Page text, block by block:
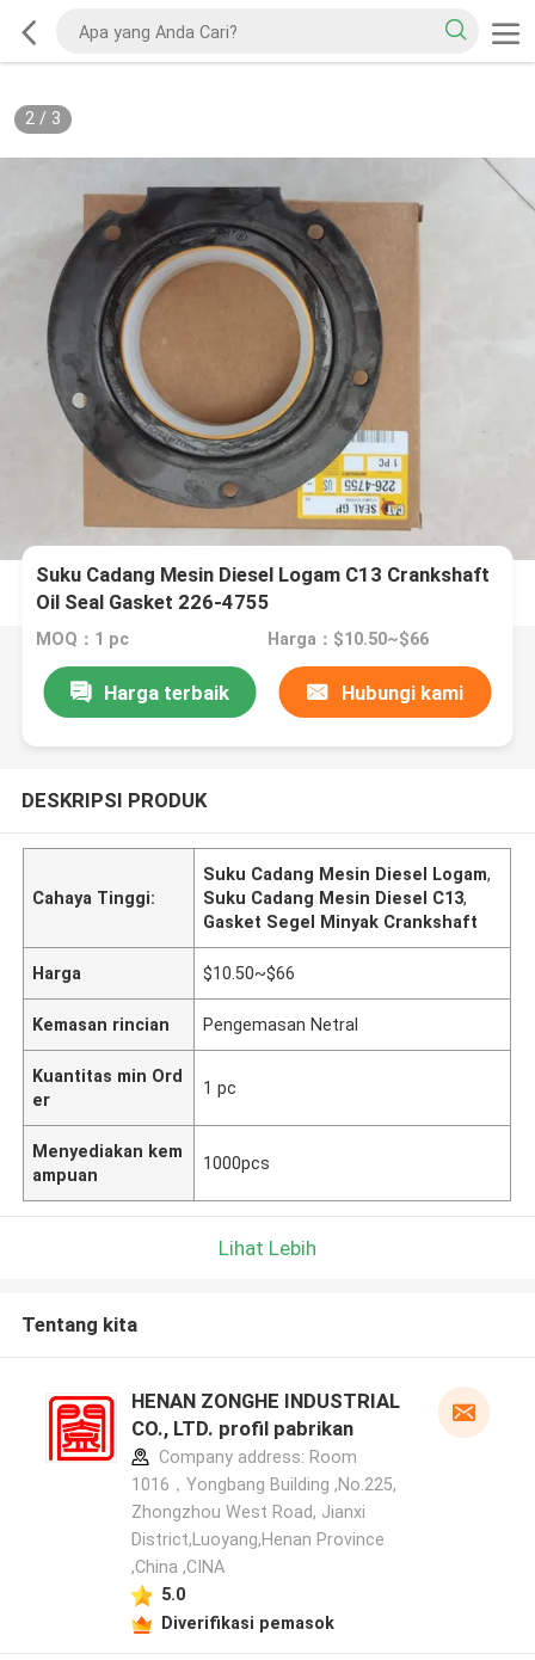
2/ 3
Suku Cadang Mesin Diesel Logam C13 Crankshaft
Oil Seal Gasket 226-4755
MOQ：1 pc Harga：$10.50~$66
Harga terbaik Hubungi kami
DESKRIPSI PRODUK
Cahaya Tinggi:
Suku Cadang Mesin Diesel Logam,
Suku Cadang Mesin Diesel C13,
Gasket Segel Minyak Crankshaft
Harga $10.50~$66
Kemasan rincian Pengemasan Netral
Kuantitas min Ord
er
1 pc
Menyediakan kem
ampuan
1000pcs
Lihat Lebih
Tentang kita
HENAN ZONGHE INDUSTRIAL
CO., LTD. profil pabrikan
Company address: Room
1016，Yongbang Building ,No.225,
Zhongzhou West Road, Jianxi
District,Luoyang,Henan Province
,China ,CINA
5.0
Diverifikasi pemasok